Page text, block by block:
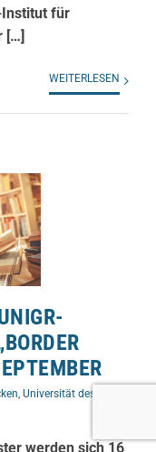
für
[…]
WEITERLESEN
, Universität des
werden sich 16